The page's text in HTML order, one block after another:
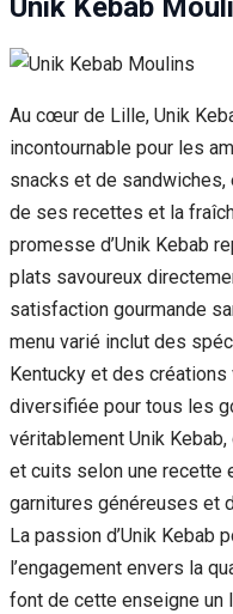
Unik Kebab
Au cœur de Lille, Unik
incontournable pour les
snacks et de sandwiches,
de ses recettes et la
promesse d’Unik Kebab
plats savoureux
satisfaction gourmande
menu varié inclut des
Kentucky et des
diversifiée pour tous les
véritablement Unik
et cuits selon une recette
garnitures généreuses et
La passion d’Unik Kebab
l’engagement envers la
font de cette enseigne un